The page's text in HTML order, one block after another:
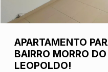
APARTAMENTO
BAIRRO MORRO
LEOPOLDO!